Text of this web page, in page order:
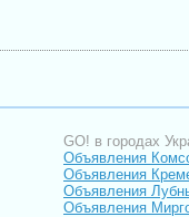
GO! в городах
Объявления
Объявления
Объявления
Объявления